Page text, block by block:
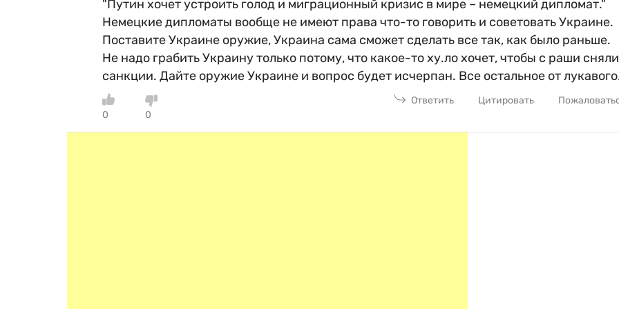
"Путин хочет устроить голод и миграционный кризис в мире – немецкий дипломат."
Немецкие дипломаты вообще не имеют права что-то говорить и советовать Украине.
Поставите Украине оружие, Украина сама сможет сделать все так, как было раньше.
Не надо грабить Украину только потому, что какое-то ху.ло хочет, чтобы с раши сняли
санкции. Дайте оружие Украине и вопрос будет исчерпан. Все остальное от
0 0
Ответить Цитировать